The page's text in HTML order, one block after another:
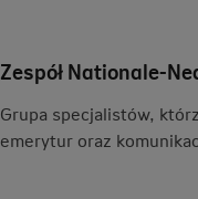
Zespół Nationale-
Grupa specjalistów,
emerytur oraz